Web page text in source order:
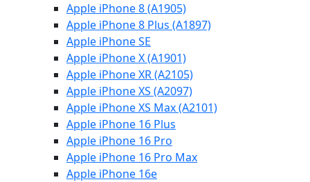
Apple iPhone 8 (A1905)
Apple iPhone 8 Plus (A1897)
Apple iPhone SE
Apple iPhone X (A1901)
Apple iPhone XR (A2105)
Apple iPhone XS (A2097)
Apple iPhone XS Max (A2101)
Apple iPhone 16 Plus
Apple iPhone 16 Pro
Apple iPhone 16 Pro Max
Apple iPhone 16e